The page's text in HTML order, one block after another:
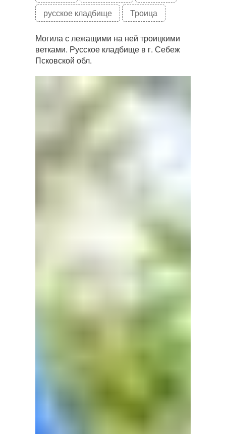
русское кладбище
Троица
Могила с лежащими на ней троицкими
ветками. Русское кладбище в г. Себеж
Псковской обл.